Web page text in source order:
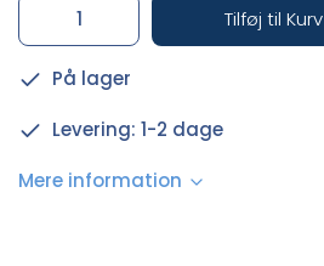
Tilføj til Kurv
På lager
Levering: 1-2 dage
Mere information